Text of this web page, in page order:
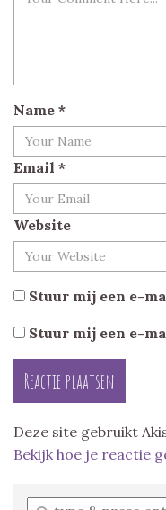
Name *
Email *
Website
Stuur mij een e-
Stuur mij een e-
Deze site gebruikt
Bekijk hoe je reactie